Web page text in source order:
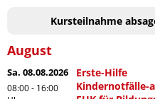
Kursteilnahme
August
Sa. 08.08.2026
08:00 - 16:00
Erste-Hilfe
Kindernotfälle-